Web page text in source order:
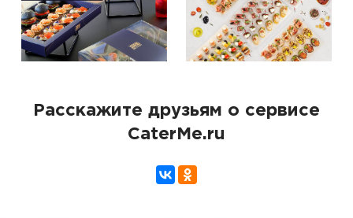
Расскажите друзьям о сервисе
CaterMe.ru